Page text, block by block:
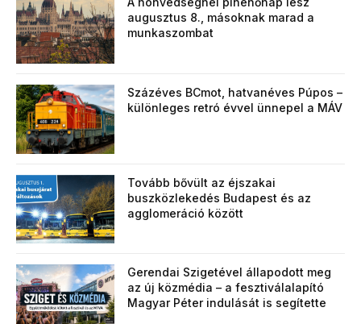
augusztus 8., másoknak marad a
munkaszombat
Százéves BCmot, hatvanéves Púpos –
különleges retró évvel ünnepel a MÁV
Tovább bővült az éjszakai
buszközlekedés Budapest és az
agglomeráció között
Gerendai Szigetével állapodott meg
az új közmédia – a fesztiválalapító
Magyar Péter indulását is segítette